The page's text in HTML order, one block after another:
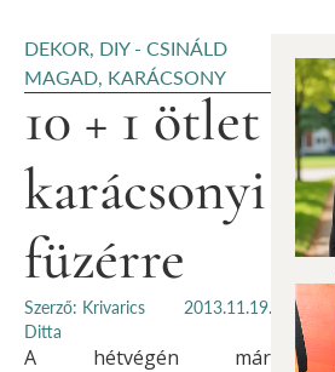
DEKOR DIY - CSINÁLD
MAGAD KARÁCSONY
10 + 1 ötlet
karácsonyi
füzérre
Szerző: Krivarics
Ditta
2013.11.19.
A hétvégén már